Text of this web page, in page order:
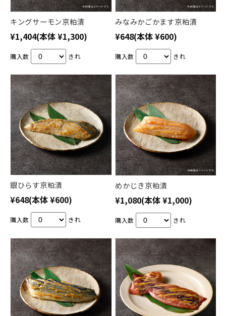
キングサーモン京粕漬
¥1,404(本体 ¥1,300)
購入数 きれ
みなみかごかます京粕漬
¥648(本体 ¥600)
購入数 きれ
銀ひらす京粕漬
¥648(本体 ¥600)
購入数 きれ
めかじき京粕漬
¥1,080(本体 ¥1,000)
購入数 きれ